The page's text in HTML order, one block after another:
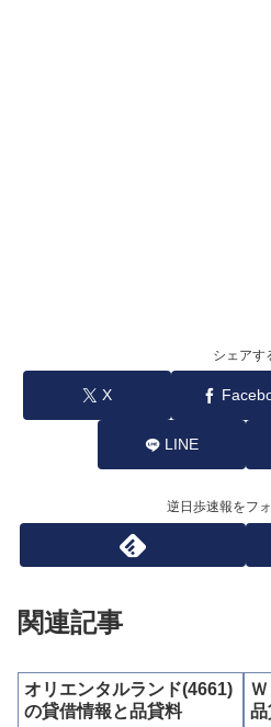
シェアす
X
LINE
逆日歩速報をフ
関連記事
オリエンタルランド(4661)
の貸借情報と品貸料
品